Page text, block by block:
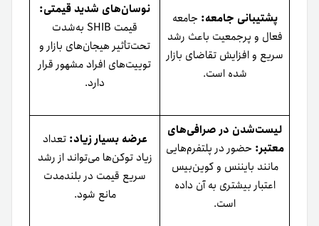
پشتیبانی جامعه: جامعه
فعال و پرجمعیت باعث رشد
سریع و افزایش تقاضای بازار
شده است.
نوسان‌های شدید قیمتی:
قیمت SHIB به‌شدت
تحت‌تأثیر هیجان‌های بازار و
توییت‌های افراد مشهور قرار
دارد.
لیست‌شدن در صرافی‌های
معتبر: حضور در پلتفرم‌هایی
مانند بایننس و کوین‌بیس
اعتبار بیشتری به آن داده
است.
عرضه بسیار زیاد: تعداد
زیاد توکن‌ها می‌تواند از رشد
سریع قیمت در بلندمدت
مانع شود.